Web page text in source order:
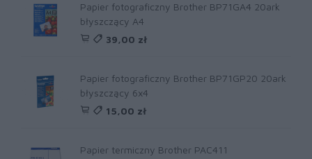
Papier fotograficzny Brother BP71GA4 20ark
błyszczący A4
39,00 zł
Papier fotograficzny Brother BP71GP20 20ark
błyszczący 6x4
15,00 zł
Papier termiczny Brother PAC411